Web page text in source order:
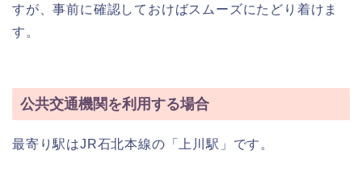
すが、事前に確認しておけばスムーズにたどり着けま
す。
公共交通機関を利用する場合
最寄り駅はJR石北本線の「上川駅」です。